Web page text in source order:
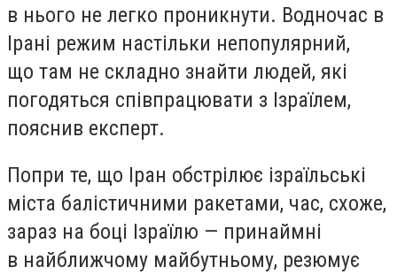
в нього не легко проникнути. Водночас в
Ірані режим настільки непопулярний,
що там не складно знайти людей, які
погодяться співпрацювати з Ізраїлем,
пояснив експерт.
Попри те, що Іран обстрілює ізраїльські
міста балістичними ракетами, час, схоже,
зараз на боці Ізраїлю — принаймні
в найближчому майбутньому, резюмує